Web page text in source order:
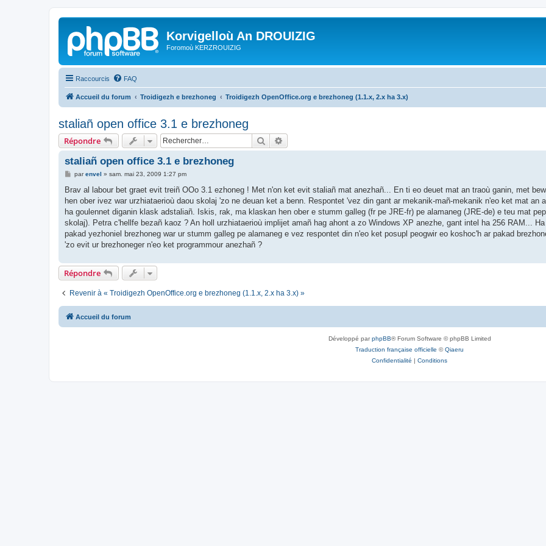
Korvigelloù An DROUIZIG
Foromoù KERZROUIZIG
Raccourcis FAQ
Accueil du forum Troidigezh e brezhoneg Troidigezh OpenOffice.org e brezhoneg (1.1.x, 2.x ha 3.x)
staliañ open office 3.1 e brezhoneg
Répondre Rechercher
staliañ open office 3.1 e brezhoneg
M
s
a
g
parenvel » sam. mai 23, 2009 1:27 pm
Brav al labour bet graet evit treiñ OOo 3.1 ezhoneg ! Met n'on ket evit staliañ mat anezhañ... En ti eo deuet mat an traoù ganin, met
hen ober ivez war urzhiataerioù daou skolaj 'zo ne deuan ket a benn. Respontet 'vez din gant ar mekanik-mañ-mekanik n'eo ket mat an
ha goulennet diganin klask adstaliañ. Iskis, rak, ma klaskan hen ober e stumm galleg (fr pe JRE-fr) pe alamaneg (JRE-de) e teu mat
skolaj). Petra c'hellfe bezañ kaoz ? An holl urzhiataerioù implijet amañ hag ahont a zo Windows XP anezhe, gant intel ha 256 RAM...
pakad yezhoniel brezhoneg war ur stumm galleg pe alamaneg e vez respontet din n'eo ket posupl peogwir eo koshoc'h ar pakad
'zo evit ur brezhoneger n'eo ket programmour anezhañ ?
Répondre
Revenir à « Troidigezh OpenOffice.org e brezhoneg (1.1.x, 2.x ha 3.x) »
Accueil du forum
Développé parphpBB® Forum Software © phpBB Limited
Traduction française officielle ©Qiaeru
Confidentialité | Conditions